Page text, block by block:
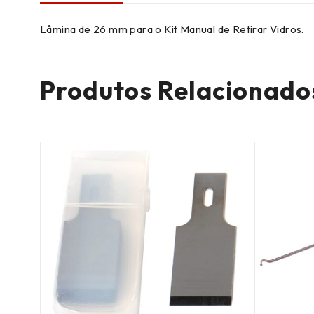
Lâmina de 26 mm para o Kit Manual de Retirar Vidros.
Produtos